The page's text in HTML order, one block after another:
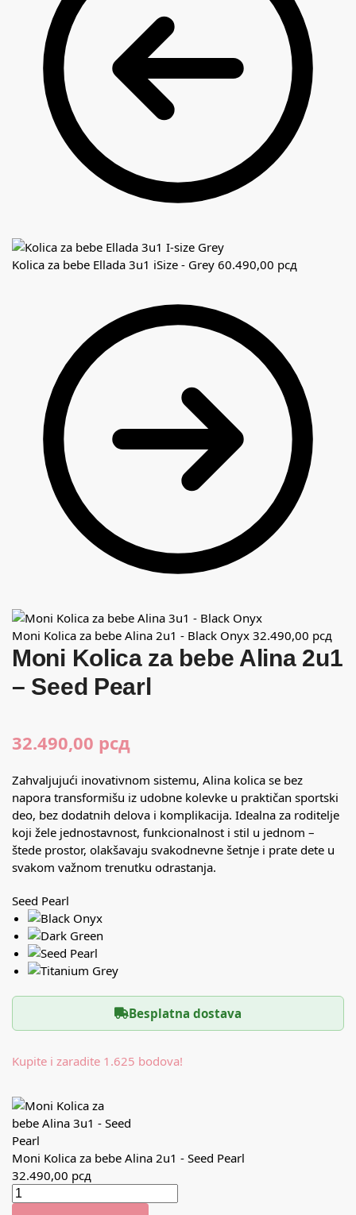
Kolica za bebe Ellada 3u1 iSize - Grey 60.490,00 рсд
Moni Kolica za bebe Alina 2u1 - Black Onyx 32.490,00 рсд
Moni Kolica za bebe Alina 2u1
– Seed Pearl
32.490,00 рсд
Zahvaljujući inovativnom sistemu, Alina kolica se bez
napora transformišu iz udobne kolevke u praktičan sportski
deo, bez dodatnih delova i komplikacija. Idealna za roditelje
koji žele jednostavnost, funkcionalnost i stil u jednom –
štede prostor, olakšavaju svakodnevne šetnje i prate dete u
svakom važnom trenutku odrastanja.
Seed Pearl
Besplatna dostava
Kupite i zaradite 1.625 bodova!
Moni Kolica za bebe Alina 2u1 - Seed Pearl
32.490,00 рсд